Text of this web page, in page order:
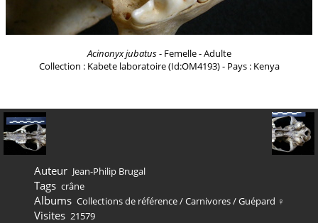
Acinonyx jubatus- Femelle - Adulte
Collection : Kabete laboratoire (Id:OM4193) - Pays : Kenya
Auteur Jean-Philip Brugal
Tags crâne
Albums Collections de référence/Carnivores/Guépard ♀
Visites 21579